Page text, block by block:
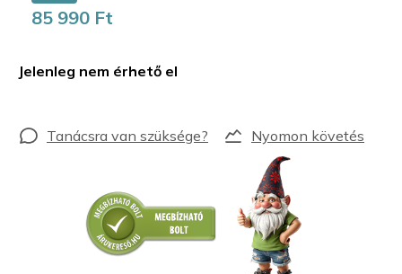
85 990 Ft
Jelenleg nem érhető el
Nyomon követés